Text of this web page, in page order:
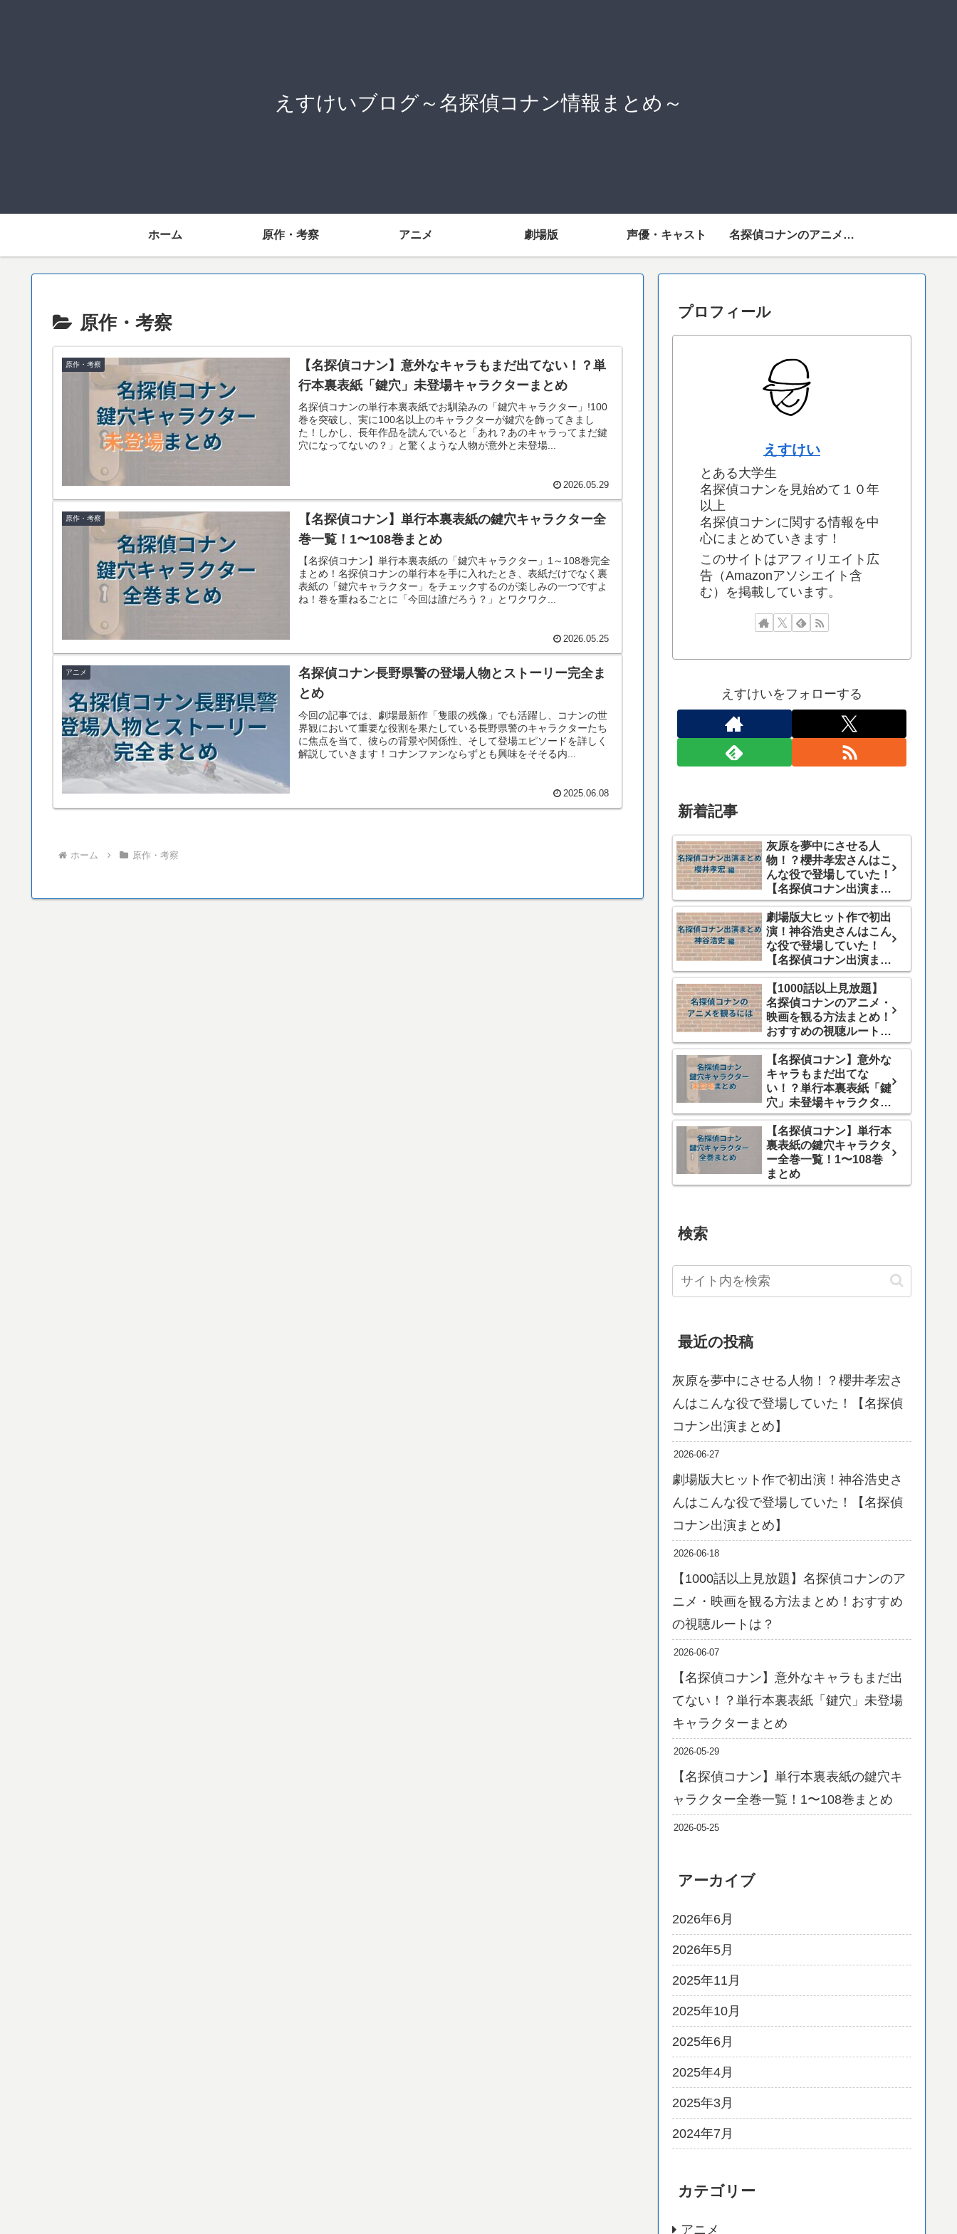
えすけいブログ～名探偵コナン情報まとめ～
ホーム 原作・考察 アニメ 劇場版 声優・キャスト 名探偵コナンのアニメを見るには
原作・考察
原作・考察
【名探偵コナン】意外なキャラもまだ出てない！？単
行本裏表紙「鍵穴」未登場キャラクターまとめ
名探偵コナンの単行本裏表紙でお馴染みの「鍵穴キャラクター」!100
巻を突破し、実に100名以上のキャラクターが鍵穴を飾ってきまし
た！しかし、長年作品を読んでいると「あれ？あのキャラってまだ鍵
穴になってないの？」と驚くような人物が意外と未登場...
2026.05.29
原作・考察
【名探偵コナン】単行本裏表紙の鍵穴キャラクター全
巻一覧！1〜108巻まとめ
【名探偵コナン】単行本裏表紙の「鍵穴キャラクター」1～108巻完全
まとめ！名探偵コナンの単行本を手に入れたとき、表紙だけでなく裏
表紙の「鍵穴キャラクター」をチェックするのが楽しみの一つですよ
ね！巻を重ねるごとに「今回は誰だろう？」とワクワク...
2026.05.25
アニメ
名探偵コナン長野県警の登場人物とストーリー完全ま
とめ
今回の記事では、劇場最新作「隻眼の残像」でも活躍し、コナンの世
界観において重要な役割を果たしている長野県警のキャラクターたち
に焦点を当て、彼らの背景や関係性、そして登場エピソードを詳しく
解説していきます！コナンファンならずとも興味をそそる内...
2025.06.08
ホーム 原作・考察
プロフィール
えすけい
とある大学生
名探偵コナンを見始めて１０年
以上
名探偵コナンに関する情報を中
心にまとめていきます！
このサイトはアフィリエイト広
告（Amazonアソシエイト含
む）を掲載しています。
えすけいをフォローする
新着記事
灰原を夢中にさせる人
物！？櫻井孝宏さんはこ
んな役で登場していた！
【名探偵コナン出演まと
め】
劇場版大ヒット作で初出
演！神谷浩史さんはこん
な役で登場していた！
【名探偵コナン出演まと
め】
【1000話以上見放題】
名探偵コナンのアニメ・
映画を観る方法まとめ！
おすすめの視聴ルート
は？
【名探偵コナン】意外な
キャラもまだ出てな
い！？単行本裏表紙「鍵
穴」未登場キャラクター
まとめ
【名探偵コナン】単行本
裏表紙の鍵穴キャラクタ
ー全巻一覧！1〜108巻
まとめ
検索
最近の投稿
灰原を夢中にさせる人物！？櫻井孝宏さ
んはこんな役で登場していた！【名探偵
コナン出演まとめ】
2026-06-27
劇場版大ヒット作で初出演！神谷浩史さ
んはこんな役で登場していた！【名探偵
コナン出演まとめ】
2026-06-18
【1000話以上見放題】名探偵コナンのア
ニメ・映画を観る方法まとめ！おすすめ
の視聴ルートは？
2026-06-07
【名探偵コナン】意外なキャラもまだ出
てない！？単行本裏表紙「鍵穴」未登場
キャラクターまとめ
2026-05-29
【名探偵コナン】単行本裏表紙の鍵穴キ
ャラクター全巻一覧！1〜108巻まとめ
2026-05-25
アーカイブ
2026年6月
2026年5月
2025年11月
2025年10月
2025年6月
2025年4月
2025年3月
2024年7月
カテゴリー
アニメ